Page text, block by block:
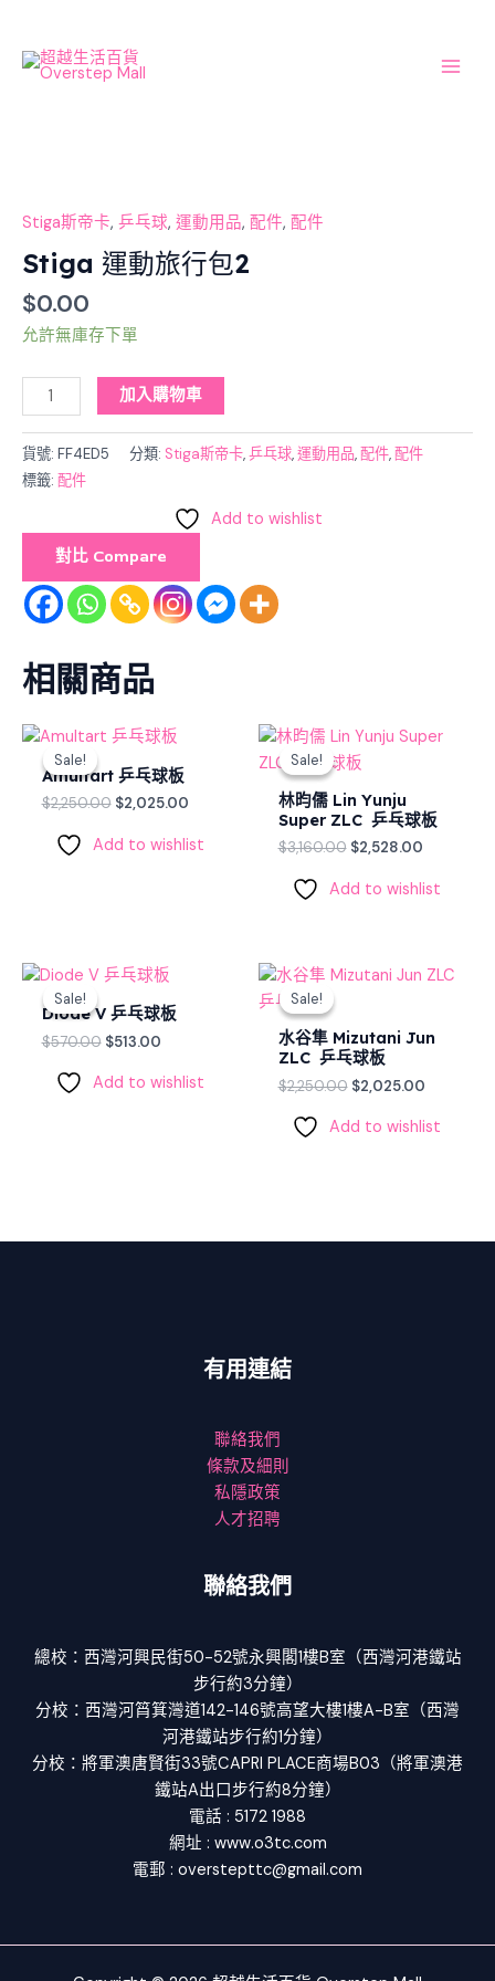
content
Stiga斯帝卡, 乒乓球, 運動用品, 配件, 配件
Stiga 運動旅行包2
$0.00
允許無庫存下單
動
行
包
2
量
加入購物車
貨號: FF4ED5 分類: Stiga斯帝卡,乒乓球,運動用品,配件,配件
標籤: 配件
Add to wishlist
對比 Compare
相關商品
Sale!
Sale!
Amultart 乒乓球板
$2,250.00
Original
was:
$2,250.00.
$2,025.00
Add to wishlist
Sale!
Sale!
林昀儒 Lin Yunju
Super ZLC 乒乓球板
$3,160.00
Original
price
was:
$3,160.00.
$2,528.00
Current
Add to wishlist
Sale!
Sale!
Diode V 乒乓球板
$570.00
Original
was:
$570.00.
$513.00
Current
is:
$513.00.
Add to wishlist
Sale!
Sale!
水谷隼 Mizutani Jun
ZLC 乒乓球板
$2,250.00
Original
$2,250.00.
$2,025.00
Current
Add to wishlist
有用連結
聯絡我們
條款及細則
私隱政策
人才招聘
聯絡我們
總校：西灣河興民街50-52號永興閣1樓B室（西灣河港鐵站
步行約3分鐘）
分校：西灣河筲箕灣道142-146號高望大樓1樓A-B室（西灣
河港鐵站步行約1分鐘）
分校：將軍澳唐賢街33號CAPRI PLACE商場B03（將軍澳港
鐵站A出口步行約8分鐘）
電話 : 5172 1988
網址 : www.o3tc.com
電郵 : overstepttc@gmail.com